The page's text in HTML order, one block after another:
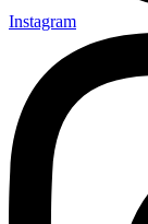
Instagram